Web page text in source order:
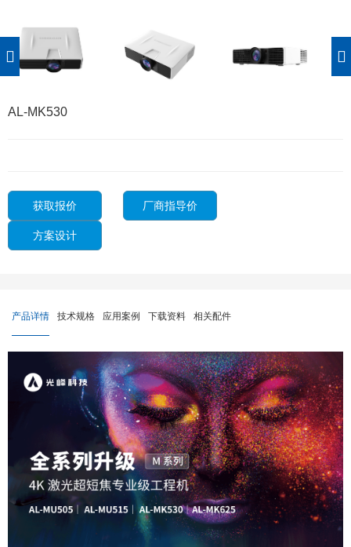
AL-MK530
获取报价 厂商指导价
方案设计
产品详情 技术规格 应用案例 下载资料 相关配件